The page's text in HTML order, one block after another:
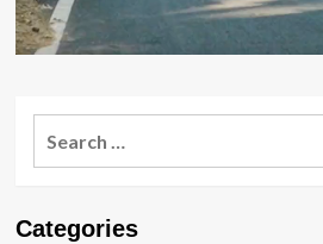
Categories